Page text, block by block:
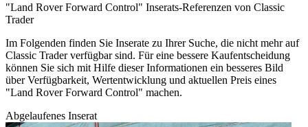
"Land Rover Forward Control" Inserats-Referenzen von Classic
Trader
Im Folgenden finden Sie Inserate zu Ihrer Suche, die nicht mehr auf
Classic Trader verfügbar sind. Für eine bessere Kaufentscheidung
können Sie sich mit Hilfe dieser Informationen ein besseres Bild
über Verfügbarkeit, Wertentwicklung und aktuellen Preis eines
"Land Rover Forward Control" machen.
Abgelaufenes Inserat